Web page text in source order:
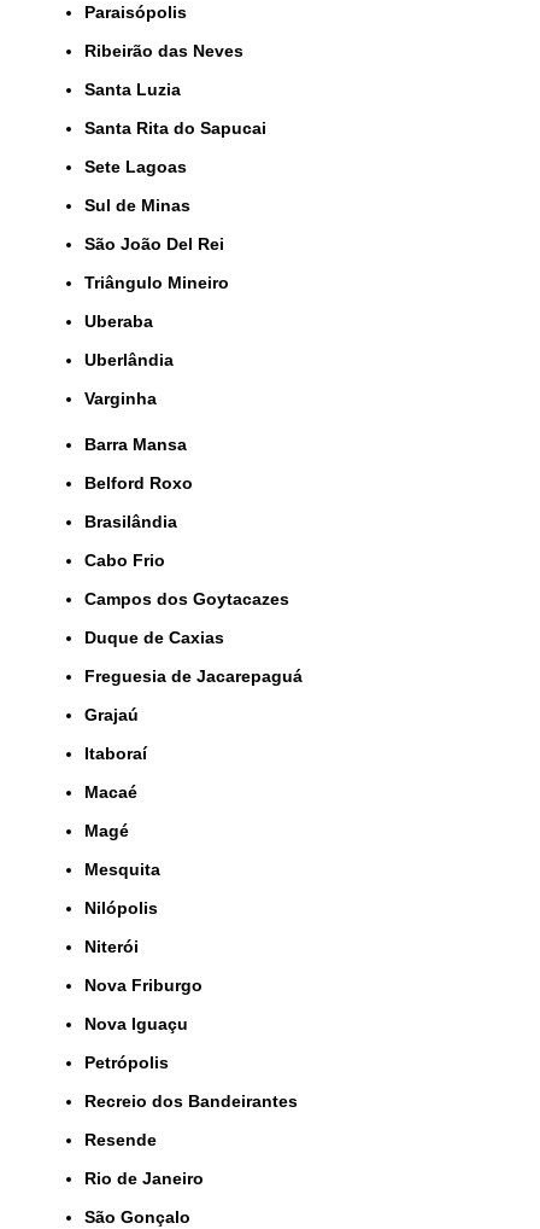
Paraisópolis
Ribeirão das Neves
Santa Luzia
Santa Rita do Sapucai
Sete Lagoas
Sul de Minas
São João Del Rei
Triângulo Mineiro
Uberaba
Uberlândia
Varginha
Barra Mansa
Belford Roxo
Brasilândia
Cabo Frio
Campos dos Goytacazes
Duque de Caxias
Freguesia de Jacarepaguá
Grajaú
Itaboraí
Macaé
Magé
Mesquita
Nilópolis
Niterói
Nova Friburgo
Nova Iguaçu
Petrópolis
Recreio dos Bandeirantes
Resende
Rio de Janeiro
São Gonçalo